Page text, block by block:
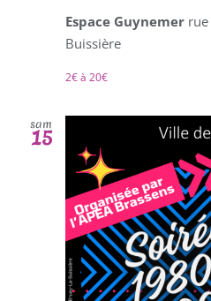
Espace Guynemer
Buissière
2€ à 20€
sam
15